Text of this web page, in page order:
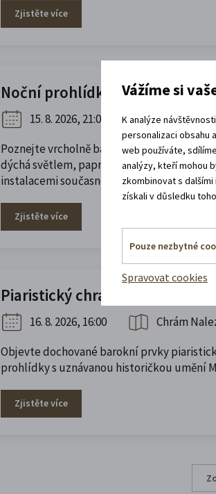
Zjistěte více
Noční prohlídka piaristického
15. 8. 2026, 21:00
Chrám
Poznejte vrcholně barokní architekturu v
dýchá světlem, paprsky laserového kříže
instalacemi současného umění.
Zjistěte více
Piaristický chrám v době baroka
16. 8. 2026, 16:00
Chrám
Objevte dochované barokní prvky
prohlídky s uznávanou historičkou umění
Zjistěte více
Vážíme si
K analýze
personalizaci obsahu
web používáte,
analýzy, kteří mohou
zkombinovat s
získali v důsledku
Pouze nezbytné
Spravovat cookies